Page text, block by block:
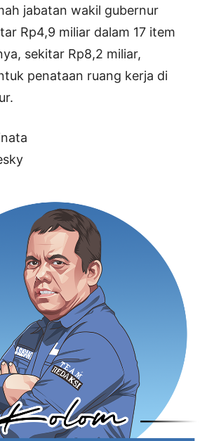
jabatan wakil gubernur
Rp4,9 miliar dalam 17 item
sekitar Rp8,2 miliar,
penataan ruang kerja di